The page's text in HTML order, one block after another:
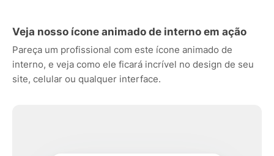
Veja nosso ícone animado de interno em ação
Pareça um profissional com este ícone animado de
interno, e veja como ele ficará incrível no design de seu
site, celular ou qualquer interface.